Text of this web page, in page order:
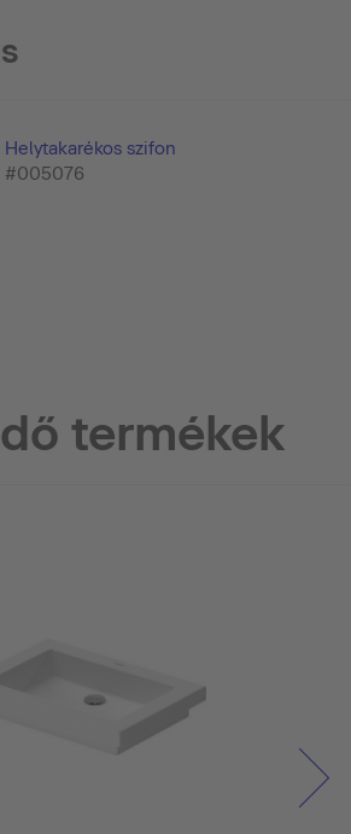
Helytakarékos szifon
#005076
termékek